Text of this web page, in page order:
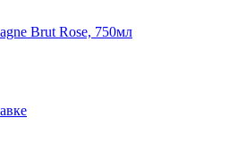
Brut Rose, 750мл